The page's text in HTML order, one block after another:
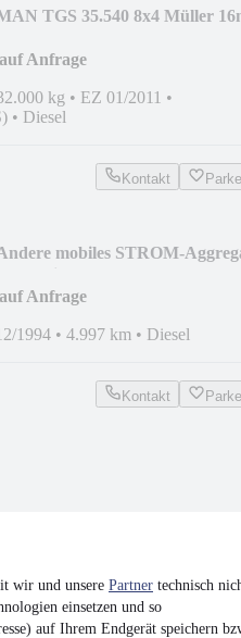
wir und unsere Partner technisch
einsetzen und so
auf Ihrem Endgerät speichern
TGS 35.540 8x4 Müller
Anfrage
kg • EZ 01/2011 •
• Diesel
Kontakt
mobiles STROM-
Anfrage
1994 • 4.997 km • Diesel
Kontakt
einfach